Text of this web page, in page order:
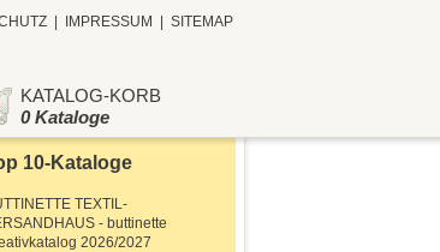
IMPRESSUM SITEMAP
KATALOG-KORB
0 Kataloge
10-Kataloge
TEXTIL-
- buttinette
2026/2027